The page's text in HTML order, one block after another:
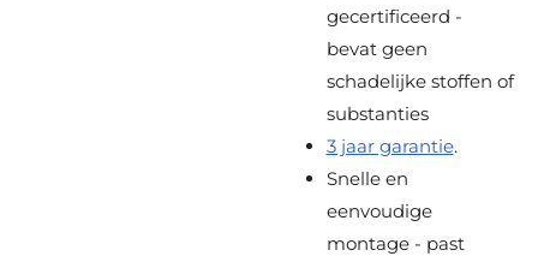
gecertificeerd -
bevat geen
schadelijke stoffen of
substanties
3 jaar garantie.
Snelle en
eenvoudige
montage - past